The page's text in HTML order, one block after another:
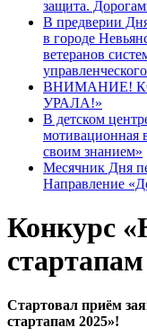
защита.
В предверии
в городе
ветеранов
ВНИМАНИЕ!
УРАЛА!»
В детском
мотивационная
своим знанием»
Месячник Дня
Направление
Конкурс
Стартовал приём
стартапам 2025»!